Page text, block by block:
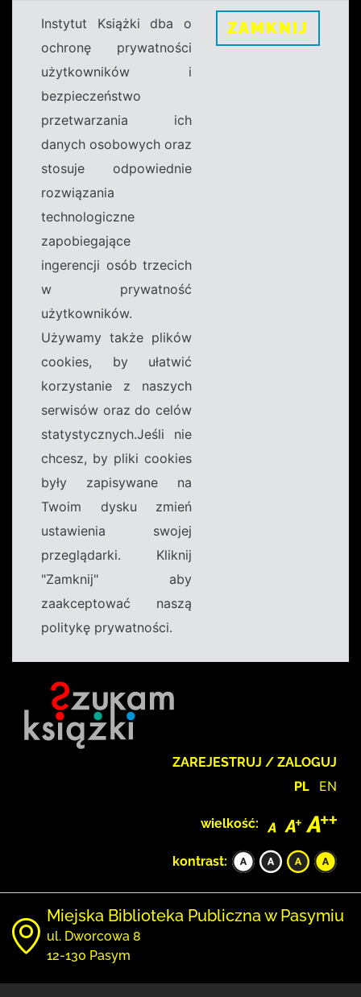
Instytut Książki dba o
ochronę prywatności
użytkowników i
bezpieczeństwo
przetwarzania ich
danych osobowych oraz
stosuje odpowiednie
rozwiązania
technologiczne
zapobiegające
ingerencji osób trzecich
w prywatność
użytkowników.
Używamy także plików
cookies, by ułatwić
korzystanie z naszych
serwisów oraz do celów
statystycznych.Jeśli nie
chcesz, by pliki cookies
były zapisywane na
Twoim dysku zmień
ustawienia swojej
przeglądarki. Kliknij
"Zamknij" aby
zaakceptować naszą
politykę prywatności.
ZAMKNIJ
ZAREJESTRUJ / ZALOGUJ
PL EN
wielkość:
kontrast:
Miejska Biblioteka Publiczna w Pasymiu
ul. Dworcowa 8
12-130 Pasym